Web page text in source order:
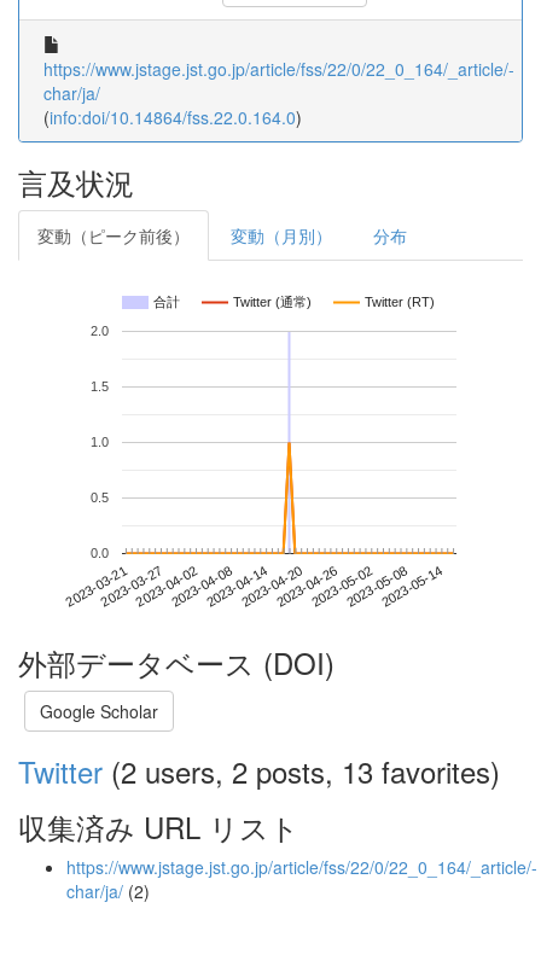
https://www.jstage.jst.go.jp/article/fss/22/0/22_0_164/_article/-
char/ja/
(info:doi/10.14864/fss.22.0.164.0)
言及状況
変動（ピーク前後） 変動（月別） 分布
合計 Twitter (通常) Twitter (RT)
2023-03-212023-03-272023-04-022023-04-082023-04-142023-04-202023-04-262023-05-022023-05-082023-05-14
0.0
0.5
1.0
1.5
2.0
外部データベース (DOI)
Google Scholar
Twitter (2 users, 2 posts, 13 favorites)
収集済み URL リスト
https://www.jstage.jst.go.jp/article/fss/22/0/22_0_164/_article/-
char/ja/ (2)